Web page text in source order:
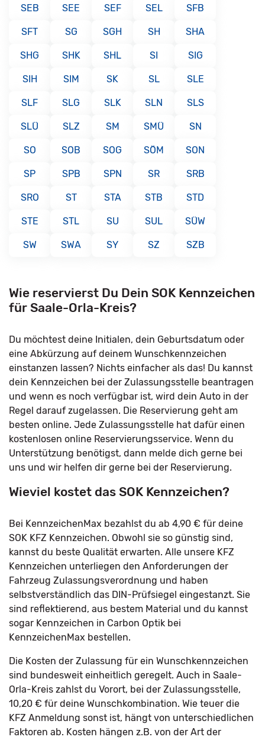
SEB SEE SEF SEL SFB
SFT SG SGH SH SHA
SHG SHK SHL SI SIG
SIH SIM SK SL SLE
SLF SLG SLK SLN SLS
SLÜ SLZ SM SMÜ SN
SO SOB SOG SÖM SON
SP SPB SPN SR SRB
SRO ST STA STB STD
STE STL SU SUL SÜW
SW SWA SY SZ SZB
Wie reservierst Du Dein SOK Kennzeichen
für Saale-Orla-Kreis?
Du möchtest deine Initialen, dein Geburtsdatum oder
eine Abkürzung auf deinem Wunschkennzeichen
einstanzen lassen? Nichts einfacher als das! Du kannst
dein Kennzeichen bei der Zulassungsstelle beantragen
und wenn es noch verfügbar ist, wird dein Auto in der
Regel darauf zugelassen. Die Reservierung geht am
besten online. Jede Zulassungsstelle hat dafür einen
kostenlosen online Reservierungsservice. Wenn du
Unterstützung benötigst, dann melde dich gerne bei
uns und wir helfen dir gerne bei der Reservierung.
Wieviel kostet das SOK Kennzeichen?
Bei KennzeichenMax bezahlst du ab 4,90 € für deine
SOK KFZ Kennzeichen. Obwohl sie so günstig sind,
kannst du beste Qualität erwarten. Alle unsere KFZ
Kennzeichen unterliegen den Anforderungen der
Fahrzeug Zulassungsverordnung und haben
selbstverständlich das DIN-Prüfsiegel eingestanzt. Sie
sind reflektierend, aus bestem Material und du kannst
sogar Kennzeichen in Carbon Optik bei
KennzeichenMax bestellen.
Die Kosten der Zulassung für ein Wunschkennzeichen
sind bundesweit einheitlich geregelt. Auch in Saale-
Orla-Kreis zahlst du Vorort, bei der Zulassungsstelle,
10,20 € für deine Wunschkombination. Wie teuer die
KFZ Anmeldung sonst ist, hängt von unterschiedlichen
Faktoren ab. Kosten hängen z.B. von der Art der